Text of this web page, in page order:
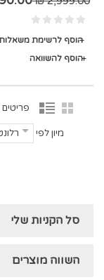
הוסף לרשימת
הוסף להשוואה
פריטים 1 עד 10 מתוך 31 סה"כ
מיון לפי
סל הקניות שלי
השווה מוצרים